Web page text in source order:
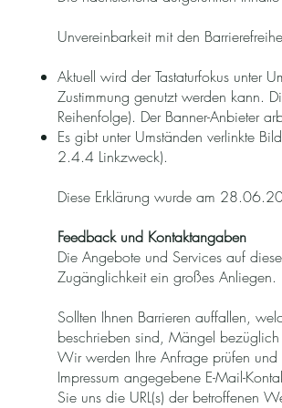
Unvereinbarkeit mit den
Aktuell wird der Tastaturfokus unter
Zustimmung genutzt werden kann.
Reihenfolge). Der Banner-Anbieter
Es gibt unter Umständen verlinkte
2.4.4 Linkzweck).
Diese Erklärung wurde am
Feedback und Kontaktangaben
Die Angebote und Services auf
Zugänglichkeit ein großes
Sollten Ihnen Barrieren auffallen,
beschrieben sind, Mängel
Wir werden Ihre Anfrage prüfen
Impressum angegebene E-Mail-
Sie uns die URL(s) der betroffenen